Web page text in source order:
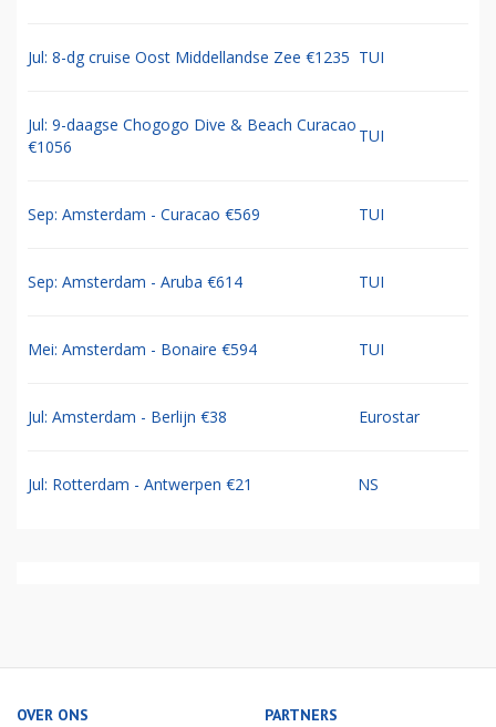
Jul: 8-dg cruise Oost Middellandse Zee €1235 TUI
Jul: 9-daagse Chogogo Dive & Beach Curacao
€1056
TUI
Sep: Amsterdam - Curacao €569 TUI
Sep: Amsterdam - Aruba €614 TUI
Mei: Amsterdam - Bonaire €594 TUI
Jul: Amsterdam - Berlijn €38 Eurostar
Jul: Rotterdam - Antwerpen €21 NS
OVER ONS PARTNERS